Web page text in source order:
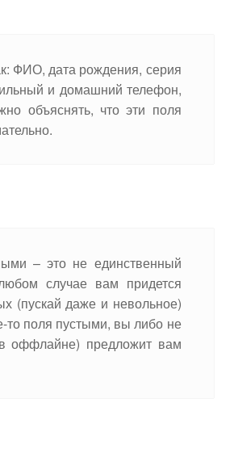
ФИО, дата рождения, серия
и домашний телефон,
объяснять, что эти поля
– это не единственный
случае вам придется
(пускай даже и невольное)
то поля пустыми, вы либо не
оффлайне) предложит вам